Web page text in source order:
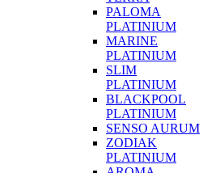
PALOMA
PLATINIUM
MARINE
PLATINIUM
SLIM
PLATINIUM
BLACKPOOL
PLATINIUM
SENSO AURUM
ZODIAK
PLATINIUM